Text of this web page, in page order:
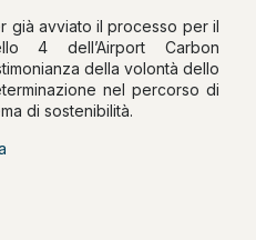
già avviato il processo per il
4 dell’Airport Carbon
della volontà dello
nel percorso di
di sostenibilità.